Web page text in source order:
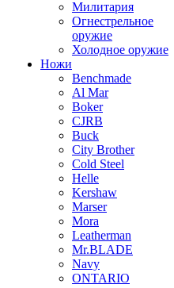
Милитария
Огнестрельное
оружие
Холодное оружие
Ножи
Benchmade
Al Mar
Boker
CJRB
Buck
City Brother
Cold Steel
Helle
Kershaw
Marser
Mora
Leatherman
Mr.BLADE
Navy
ONTARIO